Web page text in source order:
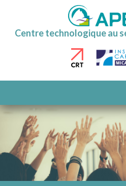
Centre technologique au
AU
CONTENU